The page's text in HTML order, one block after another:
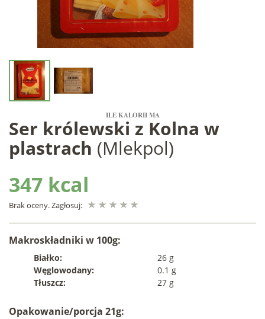
ILE KALORII MA
Ser królewski z Kolna w
plastrach (Mlekpol)
347 kcal
Brak oceny. Zagłosuj:
Makroskładniki w 100g:
Białko:
26 g
Węglowodany:
0.1 g
Tłuszcz:
27 g
Opakowanie/porcja 21g: